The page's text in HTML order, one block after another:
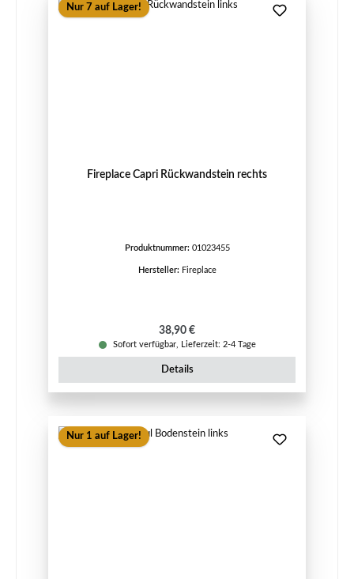
Nur 7 auf Lager!
Fireplace Capri Rückwandstein rechts
Produktnummer: 01023455
Hersteller: Fireplace
Regulärer Preis:
38,90 €
Sofort verfügbar, Lieferzeit: 2-4 Tage
Details
Nur 1 auf Lager!